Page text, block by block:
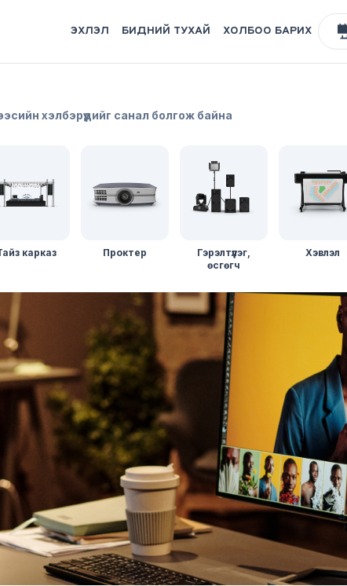
ЭХЛЭЛ БИДНИЙ ТУХАЙ ХОЛБОО БАРИХ
хэлбэрүүдийг санал болгож байна
карказ Проктер
Гэрэлтүүлэг,
өсгөгч
Хэвлэл